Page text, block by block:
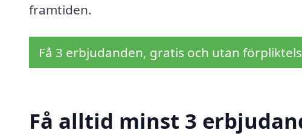
framtiden.
Få 3 erbjudanden, gratis och utan
Få alltid minst 3